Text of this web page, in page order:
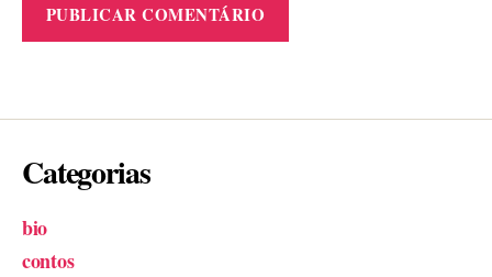
Categorias
bio
contos